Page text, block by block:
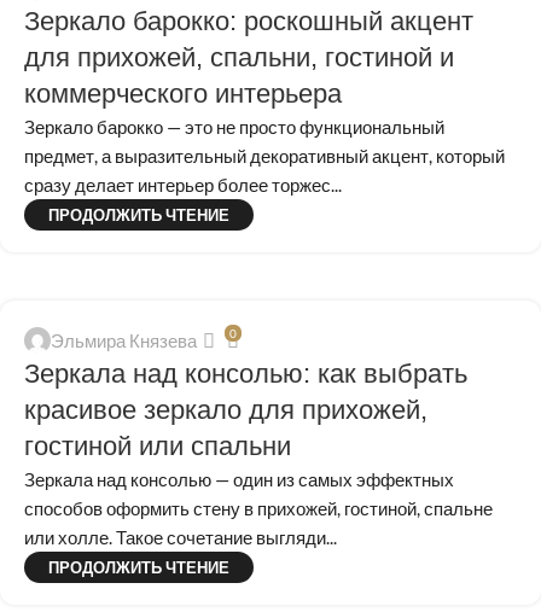
Зеркало барокко: роскошный акцент
для прихожей, спальни, гостиной и
коммерческого интерьера
Зеркало барокко — это не просто функциональный
предмет, а выразительный декоративный акцент, который
сразу делает интерьер более торжес...
ПРОДОЛЖИТЬ ЧТЕНИЕ
Эльмира Князева 0
Зеркала над консолью: как выбрать
красивое зеркало для прихожей,
гостиной или спальни
Зеркала над консолью — один из самых эффектных
способов оформить стену в прихожей, гостиной, спальне
или холле. Такое сочетание выгляди...
ПРОДОЛЖИТЬ ЧТЕНИЕ